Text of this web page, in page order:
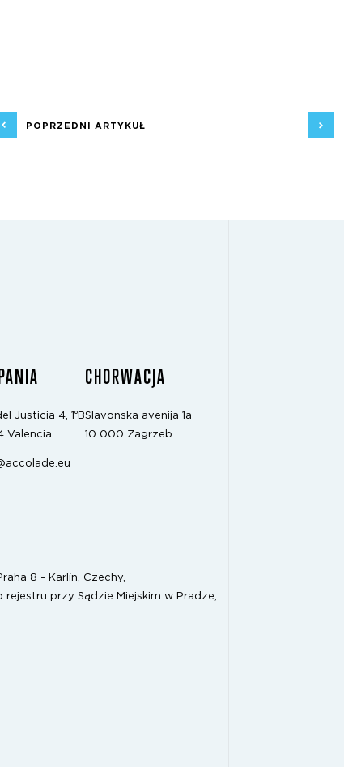
POPRZEDNI ARTYKUŁ
Justicia 4, 1ºB
Valencia
CHORWACJA
Slavonska avenija 1a
10 000 Zagrzeb
8 - Karlín, Czechy,
przy Sądzie Miejskim w Pradze,